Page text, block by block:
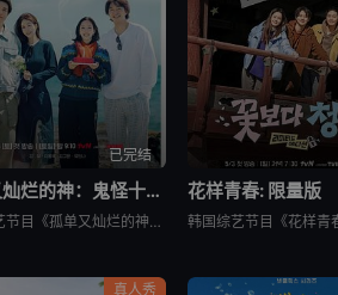
已完结
孤单又灿烂的神：鬼怪十周年特辑
韩国综艺节目《孤单又灿烂的神：鬼怪十周年特辑》又名：鬼怪十周年特别篇,鬼怪十周年之旅(台),도깨비 10주년，讲述了：为纪念开播十周年，剧中主演睽违多年再度聚首，展开特別旅行，重访经典场景、回顾难忘台
花样青春: 限量版
真人秀